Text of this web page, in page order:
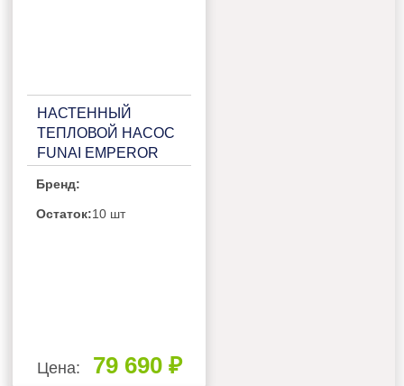
НАСТЕННЫЙ
ТЕПЛОВОЙ НАСОС
FUNAI EMPEROR
EM25HP.D04/RAC-I-
EM25HP.D04H
Бренд:
Остаток:10 шт
Цена: 79 690 ₽